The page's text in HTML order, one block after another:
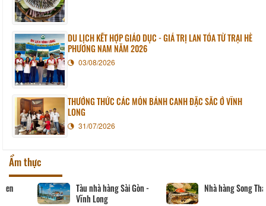
DU LỊCH KẾT HỢP GIÁO DỤC - GIÁ TRỊ LAN TỎA TỪ TRẠI HÈ
PHƯƠNG NAM NĂM 2026
03/08/2026
THƯỞNG THỨC CÁC MÓN BÁNH CANH ĐẶC SẮC Ở VĨNH
LONG
31/07/2026
Ẩm thực
Tàu nhà hàng Sài Gòn -
Vĩnh Long
Nhà hàng Song Thảo